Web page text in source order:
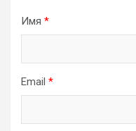
Имя *
Email *